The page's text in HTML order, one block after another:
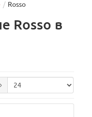
Rosso
Rosso в